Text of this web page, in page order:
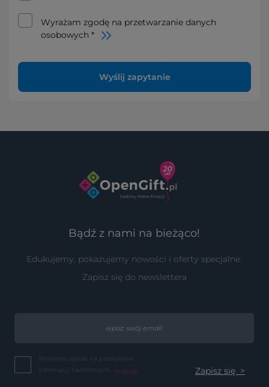
Wyrażam zgodę na przetwarzanie danych
osobowych *
Wyślij zapytanie
Bądź z nami na bieżąco!
Edukujemy, pokazujemy nowości i oferty specjalne.
Zapisz się do newslettera
Wyrażam zgodę na przesyłanie
informacji handlowych... (więcej)